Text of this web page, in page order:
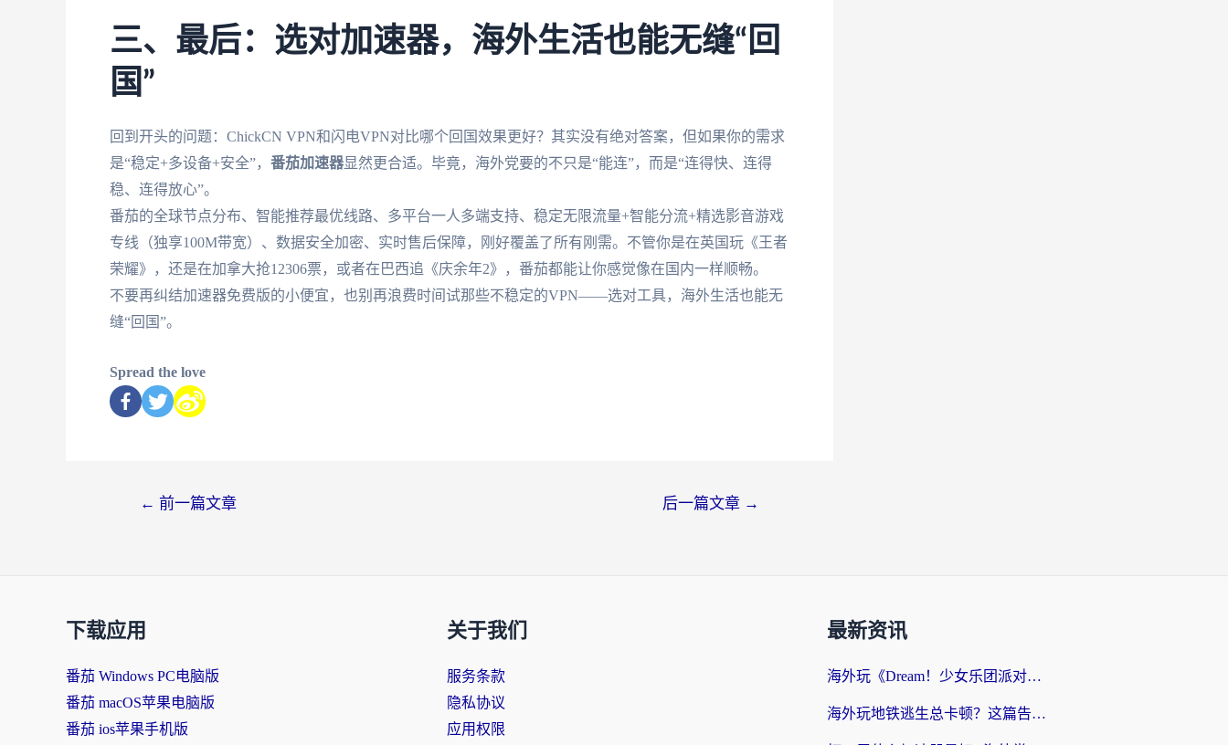
三、最后：选对加速器，海外生活也能无缝“回
国”
回到开头的问题：ChickCN VPN和闪电VPN对比哪个回国效果更好？其实没有绝对答案，但如果你的需求
是“稳定+多设备+安全”， 番茄加速器显然更合适。毕竟，海外党要的不只是“能连”，而是“连得快、连得
稳、连得放心”。
番茄的全球节点分布、智能推荐最优线路、多平台一人多端支持、稳定无限流量+智能分流+精选影音游戏
专线（独享100M带宽）、数据安全加密、实时售后保障，刚好覆盖了所有刚需。不管你是在英国玩《王者
荣耀》，还是在加拿大抢12306票，或者在巴西追《庆余年2》，番茄都能让你感觉像在国内一样顺畅。
不要再纠结加速器免费版的小便宜，也别再浪费时间试那些不稳定的VPN——选对工具，海外生活也能无
缝“回国”。
Spread the love
← 前一篇文章 后一篇文章 →
下载应用
番茄 Windows PC电脑版
番茄 macOS苹果电脑版
番茄 ios苹果手机版
关于我们
服务条款
隐私协议
应用权限
最新资讯
海外玩《Dream！少女乐团派对！》总卡顿？加速器到底能不能用？一篇指南解决你的国服游戏难题
海外玩地铁逃生总卡顿？这篇告诉你玩地铁逃生用什么加速器好,比较好